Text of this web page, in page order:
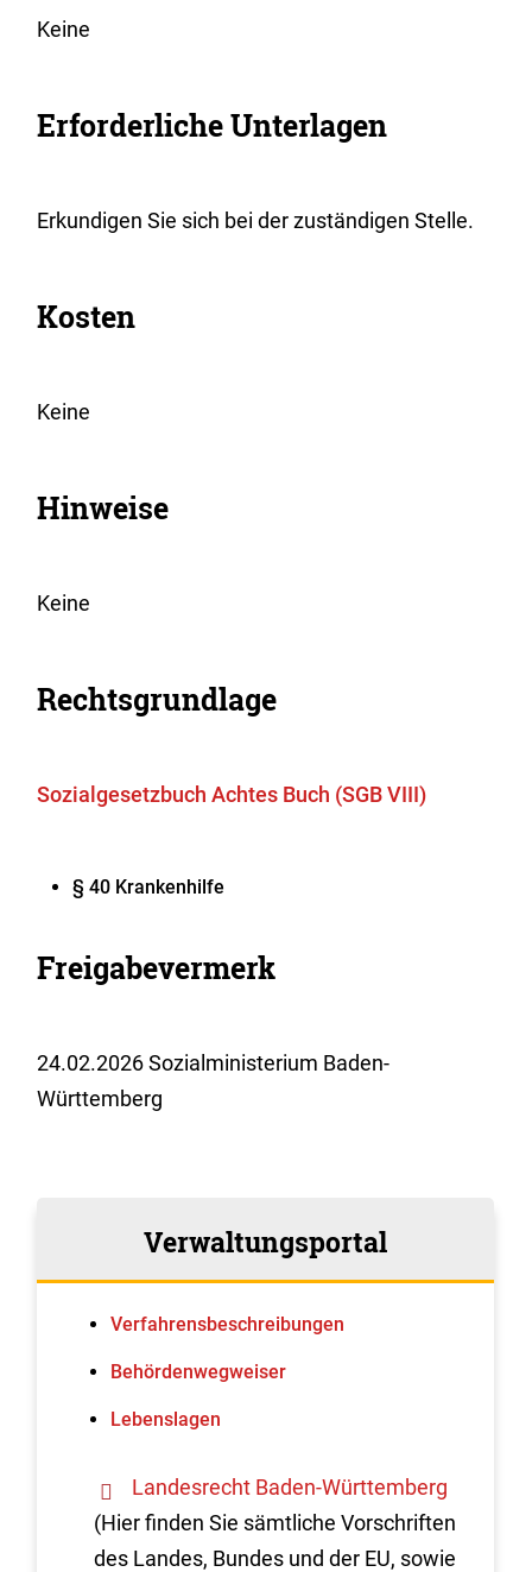
Keine
Erforderliche Unterlagen
Erkundigen Sie sich bei der zuständigen Stelle.
Kosten
Keine
Hinweise
Keine
Rechtsgrundlage
Sozialgesetzbuch Achtes Buch (SGB VIII)
§ 40 Krankenhilfe
Freigabevermerk
24.02.2026 Sozialministerium Baden-
Württemberg
Verwaltungsportal
Verfahrens­beschreibungen
Behördenwegweiser
Lebenslagen
Landesrecht Baden-Württemberg
(Hier finden Sie sämtliche Vorschriften
des Landes, Bundes und der EU, sowie